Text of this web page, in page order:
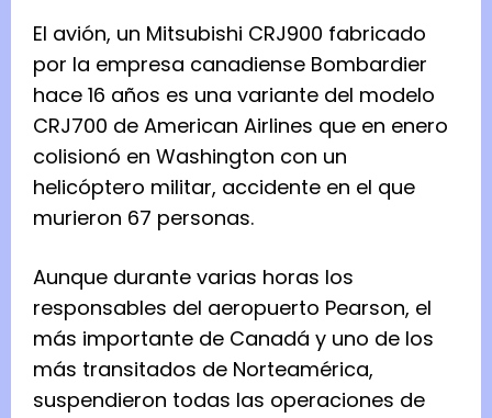
El avión, un Mitsubishi CRJ900 fabricado
por la empresa canadiense Bombardier
hace 16 años es una variante del modelo
CRJ700 de American Airlines que en enero
colisionó en Washington con un
helicóptero militar, accidente en el que
murieron 67 personas.
Aunque durante varias horas los
responsables del aeropuerto Pearson, el
más importante de Canadá y uno de los
más transitados de Norteamérica,
suspendieron todas las operaciones de